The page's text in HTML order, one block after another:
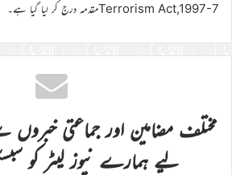
Terrorism Act,1997-7مقدمہ درج کر لیا گیا ہے۔
مختلف مضامین اور جماعتی
لیے ہمارے نیوز لیٹر کو